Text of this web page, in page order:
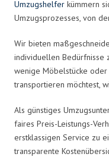
Umzugshelfer kümmern
Umzugsprozesses, von
Wir bieten
individuellen Bedürfnisse
wenige Möbelstücke oder
transportieren möchtest,
Als günstiges
faires Preis-Leistungs-
erstklassigen Service zu
transparente